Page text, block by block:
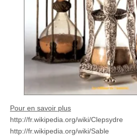
Pour en savoir plus
http://fr.wikipedia.org/wiki/Clepsydre
http://fr.wikipedia.org/wiki/Sable